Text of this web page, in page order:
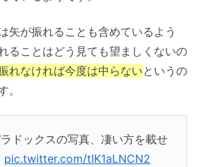
矢が振れることも含めているよう
ることはどう見ても望ましくないの
れなければ今度は中らないというの
。
ドックスの写真、凄い方を載せ
pic.twitter.com/tIK1aLNCN2